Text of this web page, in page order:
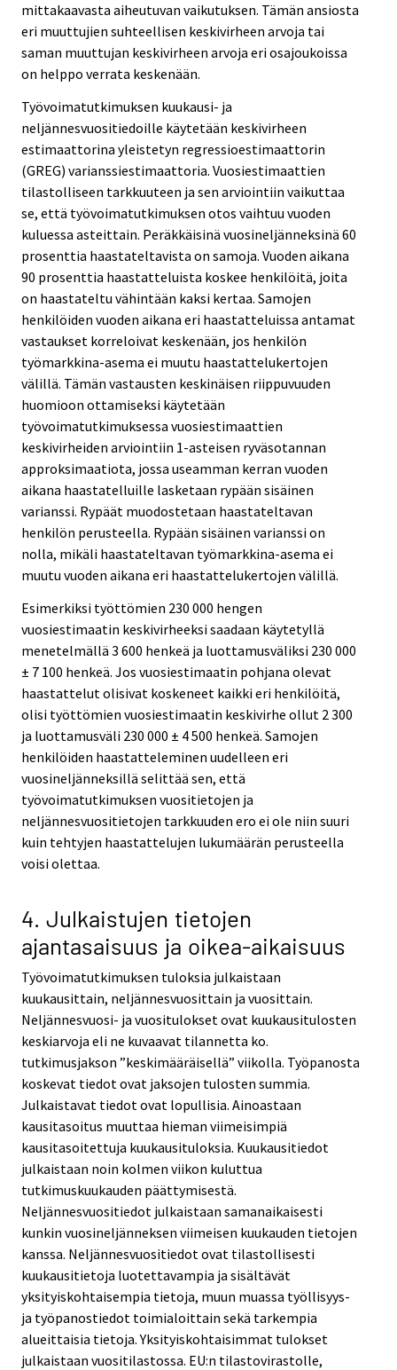
mittakaavasta aiheutuvan vaikutuksen. Tämän ansiosta
eri muuttujien suhteellisen keskivirheen arvoja tai
saman muuttujan keskivirheen arvoja eri osajoukoissa
on helppo verrata keskenään.
Työvoimatutkimuksen kuukausi- ja
neljännesvuositiedoille käytetään keskivirheen
estimaattorina yleistetyn regressioestimaattorin
(GREG) varianssiestimaattoria. Vuosiestimaattien
tilastolliseen tarkkuuteen ja sen arviointiin vaikuttaa
se, että työvoimatutkimuksen otos vaihtuu vuoden
kuluessa asteittain. Peräkkäisinä vuosineljänneksinä 60
prosenttia haastateltavista on samoja. Vuoden aikana
90 prosenttia haastatteluista koskee henkilöitä, joita
on haastateltu vähintään kaksi kertaa. Samojen
henkilöiden vuoden aikana eri haastatteluissa antamat
vastaukset korreloivat keskenään, jos henkilön
työmarkkina-asema ei muutu haastattelukertojen
välillä. Tämän vastausten keskinäisen riippuvuuden
huomioon ottamiseksi käytetään
työvoimatutkimuksessa vuosiestimaattien
keskivirheiden arviointiin 1-asteisen ryväsotannan
approksimaatiota, jossa useamman kerran vuoden
aikana haastatelluille lasketaan rypään sisäinen
varianssi. Rypäät muodostetaan haastateltavan
henkilön perusteella. Rypään sisäinen varianssi on
nolla, mikäli haastateltavan työmarkkina-asema ei
muutu vuoden aikana eri haastattelukertojen välillä.
Esimerkiksi työttömien 230 000 hengen
vuosiestimaatin keskivirheeksi saadaan käytetyllä
menetelmällä 3 600 henkeä ja luottamusväliksi 230 000
± 7 100 henkeä. Jos vuosiestimaatin pohjana olevat
haastattelut olisivat koskeneet kaikki eri henkilöitä,
olisi työttömien vuosiestimaatin keskivirhe ollut 2 300
ja luottamusväli 230 000 ± 4 500 henkeä. Samojen
henkilöiden haastatteleminen uudelleen eri
vuosineljänneksillä selittää sen, että
työvoimatutkimuksen vuositietojen ja
neljännesvuositietojen tarkkuuden ero ei ole niin suuri
kuin tehtyjen haastattelujen lukumäärän perusteella
voisi olettaa.
4. Julkaistujen tietojen
ajantasaisuus ja oikea-aikaisuus
Työvoimatutkimuksen tuloksia julkaistaan
kuukausittain, neljännesvuosittain ja vuosittain.
Neljännesvuosi- ja vuositulokset ovat kuukausitulosten
keskiarvoja eli ne kuvaavat tilannetta ko.
tutkimusjakson ”keskimääräisellä” viikolla. Työpanosta
koskevat tiedot ovat jaksojen tulosten summia.
Julkaistavat tiedot ovat lopullisia. Ainoastaan
kausitasoitus muuttaa hieman viimeisimpiä
kausitasoitettuja kuukausituloksia. Kuukausitiedot
julkaistaan noin kolmen viikon kuluttua
tutkimuskuukauden päättymisestä.
Neljännesvuositiedot julkaistaan samanaikaisesti
kunkin vuosineljänneksen viimeisen kuukauden tietojen
kanssa. Neljännesvuositiedot ovat tilastollisesti
kuukausitietoja luotettavampia ja sisältävät
yksityiskohtaisempia tietoja, muun muassa työllisyys-
ja työpanostiedot toimialoittain sekä tarkempia
alueittaisia tietoja. Yksityiskohtaisimmat tulokset
julkaistaan vuositilastossa. EU:n tilastovirastolle,